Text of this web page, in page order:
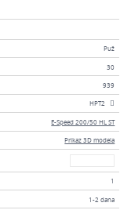
Puž
30
939
HPT2
E-Speed 200/50 HL ST
Prikaz 3D modela
1
1-2 dana